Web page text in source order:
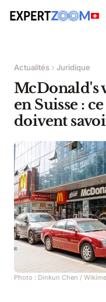
Actualités Juridique
McDonald's
en Suisse :
doivent
Photo : Dinkun Chen /